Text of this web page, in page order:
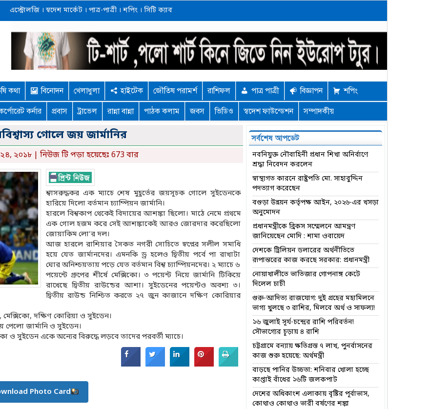
এস্ট্রোলজি। স্বদেশ মার্কেট। পাত্র-পাত্রী। শপিং। সিটি ক্যাব
কথা বিনোদন খেলাধুলা হাইটেক জৌতিষ পরামর্শ রাশিফল পাত্র পাত্রী বিজ্ঞাপন শপিং
কর্নার প্রবাস ট্রাভেল রান্না বান্না পাঠক কলাম জবস ভিডিও স্বদেশ ফাউন্ডেশন সম্পাদকীয়
গোলে জয় জার্মানির
২০১৮ | নিউজ টি পড়া হয়েছেঃ 673 বার
শ্বাসরুদ্ধকর এক ম্যাচে শেষ মুহূর্তের জয়সূচক গোলে সুইডেনকে
হারিয়ে দিলো বর্তমান চ্যাম্পিয়ন জার্মানি।
হারলে বিশ্বকাপ থেকেই বিদায়ের আশঙ্কা ছিলো। মাঠে নেমে প্রথমে
এক গোল হজম করে সেই আশঙ্কাকেই আরও জোরদার করেছিলো
জোয়াকিম লো’র দল।
আজ হারলে রাশিয়ার সৈকত নগরী সোচিতে স্বপ্নের সলীল সমাধি
হয়ে যেত জার্মানদের। এমনকি ড্র হলেও দ্বিতীয় পর্বে পা রাখাটা
ঘোর অনিশ্চয়তায় পড়ে যেত বর্তমান বিশ্ব চ্যাম্পিয়নদের। ২ ম্যাচে ৬
পয়েন্টে গ্রুপের শীর্ষে মেক্সিকো। ৩ পয়েন্ট নিয়ে জার্মানি টিকিয়ে
রাখেছে দ্বিতীয় রাউন্ডের আশা। সুইডেনের পয়েন্টও অবশ্য ৩।
দ্বিতীয় রাউন্ড নিশ্চিত করতে ২৭ জুন কাজানে দক্ষিণ কোরিয়ার
মেক্সিকো, দক্ষিণ কোরিয়া ও সুইডেন।
জার্মানি ও সুইডেন।
ও সুইডেন একে অন্যের বিরুদ্ধে লড়বে তাদের পরবর্তী ম্যাচে।
Photo Card
সর্বশেষ আপডেট
নবনিযুক্ত নৌবাহিনী প্রধান শিখা অনির্বাণে
শ্রদ্ধা নিবেদন করলেন
স্বাস্থ্যগত কারনে রাষ্ট্রপতি মো. সাহাবুদ্দিন
পদত্যাগ করেছেন
বগুড়া উন্নয়ন কর্তৃপক্ষ আইন, ২০২৬-এর খসড়া
অনুমোদন
প্রধানমন্ত্রীকে ব্রিকস সম্মেলনে আমন্ত্রণ
জানিয়েছেন মোদি : শামা ওবায়েদ
দেশকে ট্রিলিয়ন ডলারের অর্থনীতিতে
রূপান্তরের কাজ করছে সরকার: প্রধানমন্ত্রী
নোয়াখালীতে ভাতিজার গোপনাঙ্গ কেটে
দিলেল চাচী
গুরু-আদিত্য রাজযোগ: দুই গ্রহের মহামিলনে
ভাগ্য খুলছে ৩ রাশির, মিলবে অর্থ ও সাফল্য!
১৬ জুলাই সূর্য-চন্দ্রের রাশি পরিবর্তন!
সৌভাগ্যের চূড়ায় ৪ রাশি
চট্টগ্রামে বন্যায় ক্ষতিগ্রস্ত ৭ লাখ, পুনর্বাসনের
কাজ শুরু হয়েছে: অর্থমন্ত্রী
বাড়ছে পানির উচ্চতা: শনিবার খোলা হচ্ছে
কাপ্তাই বাঁধের ১৬টি জলকপাট
দেশের অধিকাংশ এলাকায় বৃষ্টির পূর্বাভাস,
কোথাও কোথাও ভারী বর্ষণের শঙ্কা